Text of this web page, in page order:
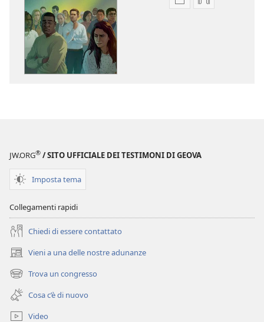
Opzioni
sconfiggere?
Opzioni
JW.ORG® / SITO UFFICIALE DEI TESTIMONI DI GEOVA
Imposta tema
Collegamenti rapidi
Chiedi di essere contattato
Vieni a una delle nostre adunanze
(apre
una
nuova
finestra)
Trova un congresso
(apre
una
nuova
finestra)
Cosa c’è di nuovo
Video